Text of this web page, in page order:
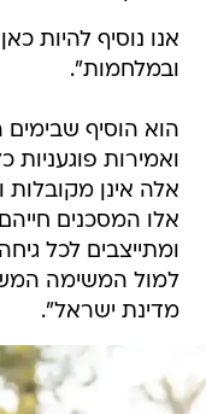
אנו נוסיף להיות
ובמלחמות".
הוא הוסיף שבימים
ואמירות פוגעניות
אלה אינן מקובלות
אלו המסכנים
ומתייצבים לכל
למול המשימה
מדינת ישראל".